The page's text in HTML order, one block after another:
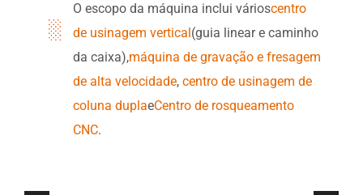
O escopo da máquina inclui várioscentro
de usinagem vertical(guia linear e caminho
da caixa),máquina de gravação e fresagem
de alta velocidade, centro de usinagem de
coluna duplaeCentro de rosqueamento
CNC.